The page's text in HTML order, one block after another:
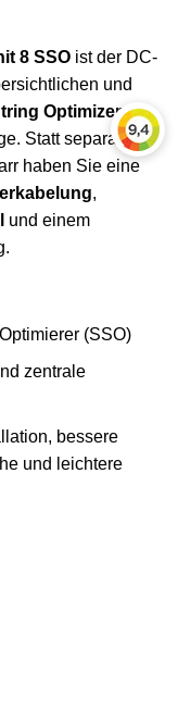
8 SSO ist der DC-
und
Optimizer
Statt separater
haben Sie eine
,
und einem
(SSO)
zentrale
bessere
und leichtere